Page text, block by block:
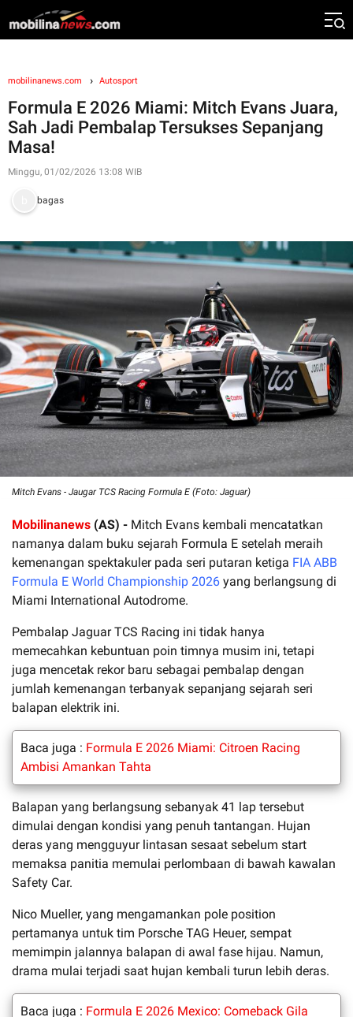
mobilinanews.com Autosport
Formula E 2026 Miami: Mitch Evans Juara,
Sah Jadi Pembalap Tersukses Sepanjang
Masa!
Minggu, 01/02/2026 13:08 WIB
bagas
Mitch Evans - Jaugar TCS Racing Formula E (Foto: Jaguar)
Mobilinanews (AS) - Mitch Evans kembali mencatatkan
namanya dalam buku sejarah Formula E setelah meraih
kemenangan spektakuler pada seri putaran ketiga FIA ABB
Formula E World Championship 2026 yang berlangsung di
Miami International Autodrome.
Pembalap Jaguar TCS Racing ini tidak hanya
memecahkan kebuntuan poin timnya musim ini, tetapi
juga mencetak rekor baru sebagai pembalap dengan
jumlah kemenangan terbanyak sepanjang sejarah seri
balapan elektrik ini.
Baca juga : Formula E 2026 Miami: Citroen Racing
Ambisi Amankan Tahta
Balapan yang berlangsung sebanyak 41 lap tersebut
dimulai dengan kondisi yang penuh tantangan. Hujan
deras yang mengguyur lintasan sesaat sebelum start
memaksa panitia memulai perlombaan di bawah kawalan
Safety Car.
Nico Mueller, yang mengamankan pole position
pertamanya untuk tim Porsche TAG Heuer, sempat
memimpin jalannya balapan di awal fase hijau. Namun,
drama mulai terjadi saat hujan kembali turun lebih deras.
Baca juga : Formula E 2026 Mexico: Comeback Gila